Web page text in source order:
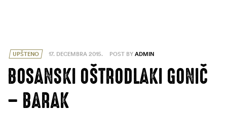
UPŠTENO 17. DECEMBRA 2015. POST BY ADMIN
BOSANSKI OŠTRODLAKI GONIČ
– BARAK